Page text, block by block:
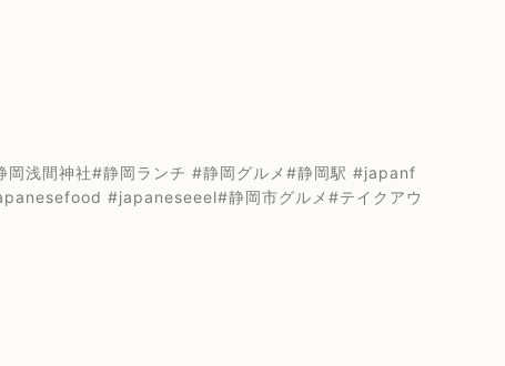
浅間神社#静岡ランチ #静岡グルメ#静岡駅 #japanf
#japaneseeel#静岡市グルメ#テイクアウ